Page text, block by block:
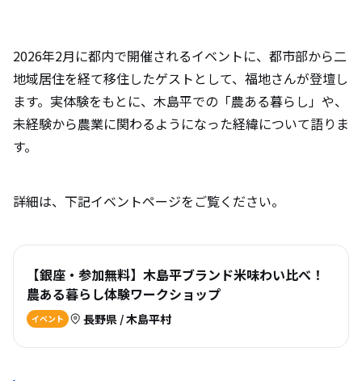
2026年2月に都内で開催されるイベントに、都市部から二
地域居住を経て移住したゲストとして、福地さんが登壇し
ます。実体験をもとに、木島平での「農ある暮らし」や、
未経験から農業に関わるようになった経緯について語りま
す。
詳細は、下記イベントページをご覧ください。
【銀座・参加無料】木島平ブランド米味わい比べ！
農ある暮らし体験ワークショップ
イベント 長野県 / 木島平村